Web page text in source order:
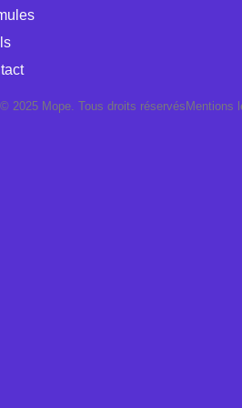
© 2025 Mope. Tous droits réservésMentions